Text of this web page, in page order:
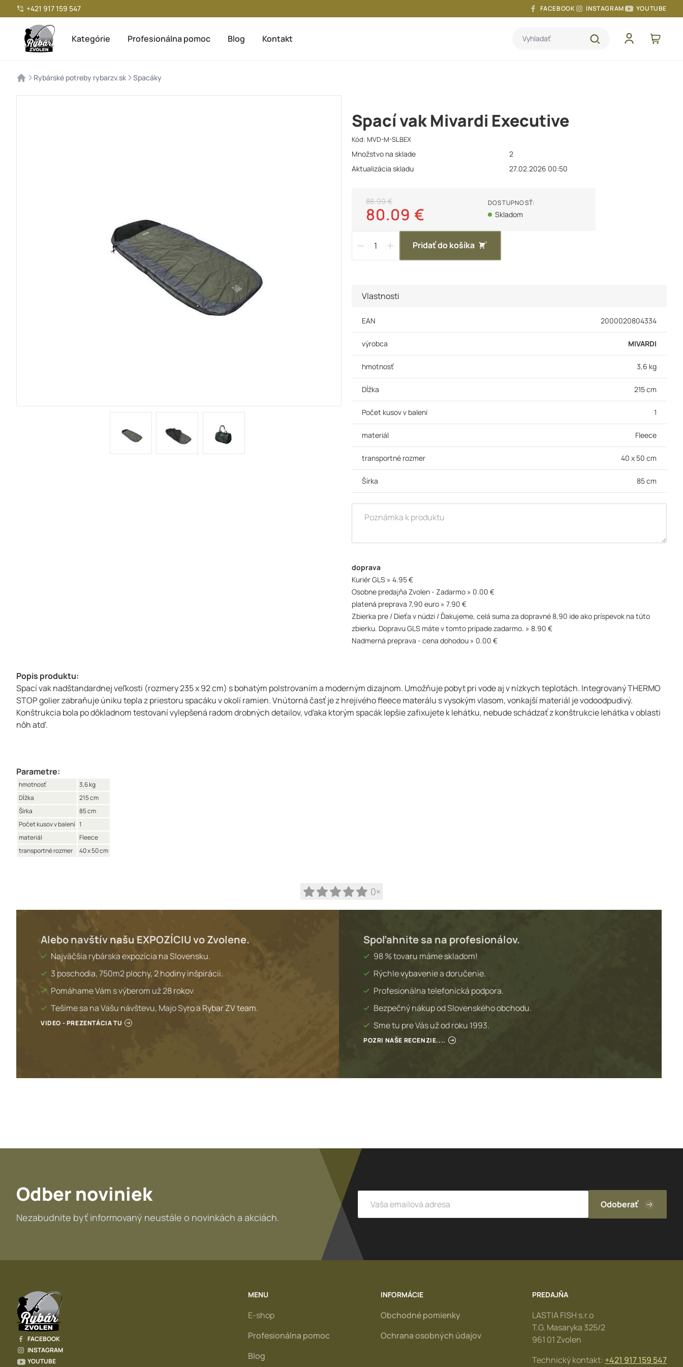
+421 917 159 547 FACEBOOK INSTAGRAM YOUTUBE
Kategórie Profesionálna pomoc Blog Kontakt Vyhladať
> Rybárské potreby rybarzv.sk >Spacáky
Spací vak Mivardi Executive
Kód: MVD-M-SLBEX
Množstvo na sklade
2
Aktualizácia skladu
27.02.2026 00:50
88.99 €
80.09 €
DOSTUPNOSŤ:
Skladom
Pridať do košíka
Vlastnosti
EAN 2000020804334
výrobca MIVARDI
hmotnosť 3,6 kg
Dĺžka 215 cm
Počet kusov v balení 1
materiál Fleece
transportné rozmer 40 x 50 cm
Šírka 85 cm
doprava
Kuriér GLS
4.95 €
Osobne predajňa Zvolen - Zadarmo
0.00 €
platená preprava 7,90 euro
7.90 €
Zbierka pre / Dieťa v núdzi / Ďakujeme, celá suma za dopravné 8,90 ide ako príspevok na túto
zbierku. Dopravu GLS máte v tomto prípade zadarmo.
8.90 €
Nadmerná preprava - cena dohodou
0.00 €
Popis produktu:
Spací vak nadštandardnej veľkosti (rozmery 235 x 92 cm) s bohatým polstrovaním a moderným dizajnom. Umožňuje pobyt pri vode aj v nízkych teplotách. Integrovaný THERMO
STOP golier zabraňuje úniku tepla z priestoru spacáku v okolí ramien. Vnútorná časť je z hrejivého fleece materálu s vysokým vlasom, vonkajší materiál je vodoodpudivý.
Konštrukcia bola po dôkladnom testovaní vylepšená radom drobných detailov, vďaka ktorým spacák lepšie zafixujete k lehátku, nebude schádzať z konštrukcie lehátka v oblasti
nôh atď.
Parametre:
hmotnosť
3,6 kg
Dĺžka
215 cm
Šírka
85 cm
Počet kusov v balení 1
materiál
Fleece
transportné rozmer
40 x 50 cm
0×
Alebo navštív našu EXPOZÍCIU vo Zvolene.
Najväčšia rybárska expozícia na Slovensku.
3 poschodia, 750m2 plochy, 2 hodiny inšpirácii.
Pomáhame Vám s výberom už 28 rokov.
Tešíme sa na Vašu návštevu, Majo Syro a Rybar ZV team.
VIDEO - PREZENTÁCIA TU
Spoľahnite sa na profesionálov.
98 % tovaru máme skladom!
Rýchle vybavenie a doručenie.
Profesionálna telefonická podpora.
Bezpečný nákup od Slovenského obchodu.
Sme tu pre Vás už od roku 1993.
POZRI NAŠE RECENZIE....
Odber noviniek
Nezabudnite byť informovaný neustále o novinkách a akciách.
FACEBOOK
INSTAGRAM
YOUTUBE
MENU
E-shop
Profesionálna pomoc
Blog
INFORMÁCIE
Obchodné pomienky
Ochrana osobných údajov
PREDAJŇA
LASTIA FISH s.r.o
T.G. Masaryka 325/2
961 01 Zvolen
Technický kontakt: +421 917 159 547